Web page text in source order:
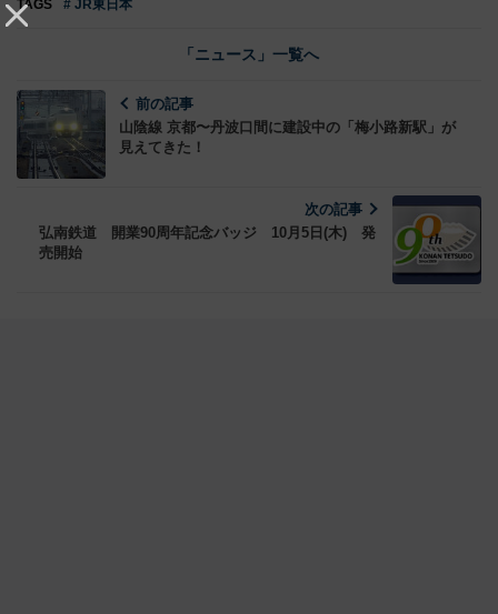
TAGS # JR東日本
「ニュース」一覧へ
前の記事
山陰線 京都〜丹波口間に建設中の「梅小路新駅」が
見えてきた！
次の記事
弘南鉄道 開業90周年記念バッジ 10月5日(木) 発
売開始